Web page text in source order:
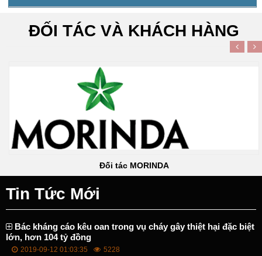
ĐỐI TÁC VÀ KHÁCH HÀNG
Đối tác MORINDA
Tin Tức Mới
Bác kháng cáo kêu oan trong vụ cháy gây thiệt hại đặc biệt
lớn, hơn 104 tỷ đồng
2019-09-12 01:03:35 5228